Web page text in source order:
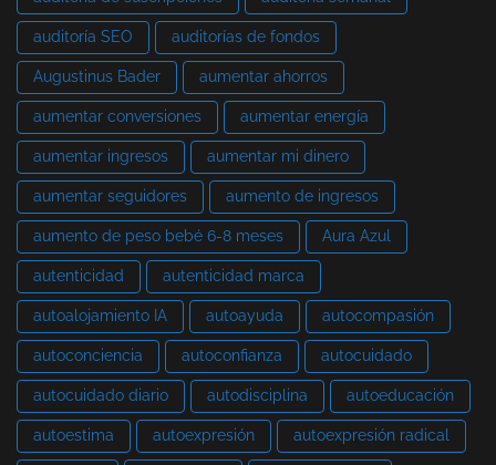
auditoría SEO auditorías de fondos
Augustinus Bader aumentar ahorros
aumentar conversiones aumentar energía
aumentar ingresos aumentar mi dinero
aumentar seguidores aumento de ingresos
aumento de peso bebé 6-8 meses Aura Azul
autenticidad autenticidad marca
autoalojamiento IA autoayuda autocompasión
autoconciencia autoconfianza autocuidado
autocuidado diario autodisciplina autoeducación
autoestima autoexpresión autoexpresión radical